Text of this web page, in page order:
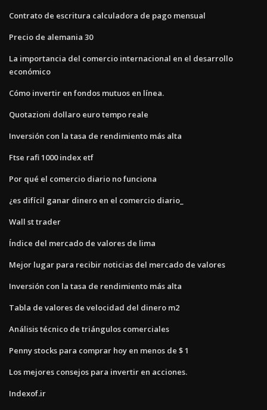
Contrato de escritura calculadora de pago mensual
Precio de alemania 30
La importancia del comercio internacional en el desarrollo
económico
Cómo invertir en fondos mutuos en línea.
Quotazioni dollaro euro tempo reale
Inversión con la tasa de rendimiento más alta
Ftse rafi 1000 index etf
Por qué el comercio diario no funciona
¿es difícil ganar dinero en el comercio diario_
Wall st trader
Índice del mercado de valores de lima
Mejor lugar para recibir noticias del mercado de valores
Inversión con la tasa de rendimiento más alta
Tabla de valores de velocidad del dinero m2
Análisis técnico de triángulos comerciales
Penny stocks para comprar hoy en menos de $ 1
Los mejores consejos para invertir en acciones.
Indexof.ir